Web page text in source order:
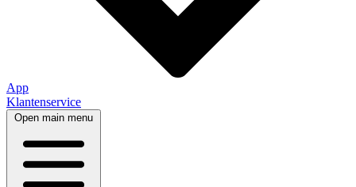
App
Klantenservice
Open main menu